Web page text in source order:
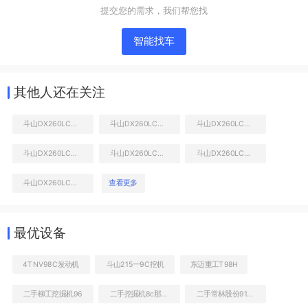
液压泵舱室正面整体
提交您的需求，我们帮您找
智能找车
其他人还在关注
斗山DX260LC挖掘机 斗山DX260LC挖掘机 斗山DX260LC挖掘机
斗山DX260LC挖掘机 斗山DX260LC挖掘机 斗山DX260LC挖掘机
斗山DX260LC挖掘机 查看更多
最优设备
4TNV98C发动机 斗山215一9C挖机 东迈重工T98H
二手柳工挖掘机96